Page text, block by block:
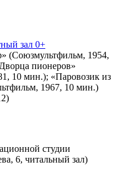
зал 0+
(Союзмультфильм, 1954,
пионеров»
10 мин.); «Паровозик из
1967, 10 мин.)
студии
6, читальный зал)